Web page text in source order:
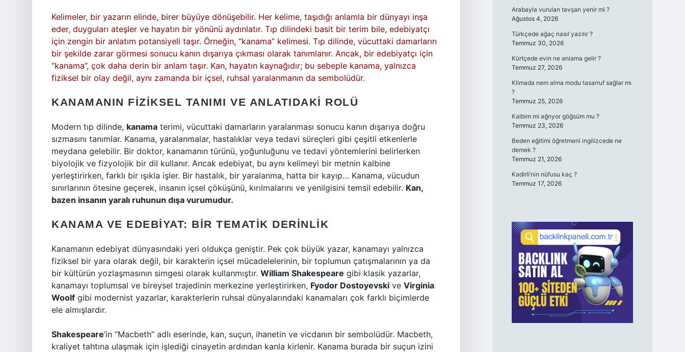
Kelimeler, bir yazarın elinde, birer büyüye dönüşebilir. Her kelime, taşıdığı anlamla bir dünyayı inşa
eder, duyguları ateşler ve hayatın bir yönünü aydınlatır. Tıp dilindeki basit bir terim bile, edebiyatçı
için zengin bir anlatım potansiyeli taşır. Örneğin, “kanama” kelimesi. Tıp dilinde, vücuttaki damarların
bir şekilde zarar görmesi sonucu kanın dışarıya çıkması olarak tanımlanır. Ancak, bir edebiyatçı için
“kanama”, çok daha derin bir anlam taşır. Kan, hayatın kaynağıdır; bu sebeple kanama, yalnızca
fiziksel bir olay değil, aynı zamanda bir içsel, ruhsal yaralanmanın da sembolüdür.
KANAMANIN FIZIKSEL TANIMI VE ANLATIDAKI ROLÜ
Modern tıp dilinde, kanama terimi, vücuttaki damarların yaralanması sonucu kanın dışarıya doğru
sızmasını tanımlar. Kanama, yaralanmalar, hastalıklar veya tedavi süreçleri gibi çeşitli etkenlerle
meydana gelebilir. Bir doktor, kanamanın türünü, yoğunluğunu ve tedavi yöntemlerini belirlerken
biyolojik ve fizyolojik bir dil kullanır. Ancak edebiyat, bu aynı kelimeyi bir metnin kalbine
yerleştirirken, farklı bir ışıkla işler. Bir hastalık, bir yaralanma, hatta bir kayıp… Kanama, vücudun
sınırlarının ötesine geçerek, insanın içsel çöküşünü, kırılmalarını ve yenilgisini temsil edebilir. Kan,
bazen insanın yaralı ruhunun dışa vurumudur.
KANAMA VE EDEBIYAT: BIR TEMATIK DERINLIK
Kanamanın edebiyat dünyasındaki yeri oldukça geniştir. Pek çok büyük yazar, kanamayı yalnızca
fiziksel bir yara olarak değil, bir karakterin içsel mücadelelerinin, bir toplumun çatışmalarının ya da
bir kültürün yozlaşmasının simgesi olarak kullanmıştır. William Shakespeare gibi klasik yazarlar,
kanamayı toplumsal ve bireysel trajedinin merkezine yerleştirirken, Fyodor Dostoyevski ve Virginia
Woolf gibi modernist yazarlar, karakterlerin ruhsal dünyalarındaki kanamaları çok farklı biçimlerde
ele almışlardır.
Shakespeare’in “Macbeth” adlı eserinde, kan, suçun, ihanetin ve vicdanın bir sembolüdür. Macbeth,
kraliyet tahtına ulaşmak için işlediği cinayetin ardından kanla kirlenir. Kanama burada bir suçun izini
Arabayla vurulan tavşan yenir mi ?
Ağustos 4, 2026
Türkçede ağaç nasıl yazılır ?
Temmuz 30, 2026
Kürtçede evin ne anlama gelir ?
Temmuz 27, 2026
Klimada nem alma modu tasarruf sağlar mı
?
Temmuz 25, 2026
Kalbim mi ağrıyor göğsüm mu ?
Temmuz 23, 2026
Beden eğitimi öğretmeni ingilizcede ne
demek ?
Temmuz 21, 2026
Kadirli’nin nüfusu kaç ?
Temmuz 17, 2026